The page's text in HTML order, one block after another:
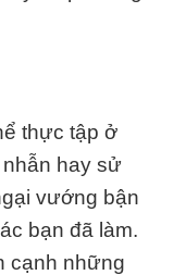
thực tập ở
hay sử
vướng bận
bạn đã làm.
cạnh những